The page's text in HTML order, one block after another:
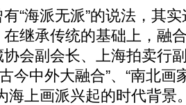
海派无派”的说法，其实
继承传统的基础上，融
会副会长、上海拍卖行
今中外大融合”、“南北画
海上画派兴起的时代背景